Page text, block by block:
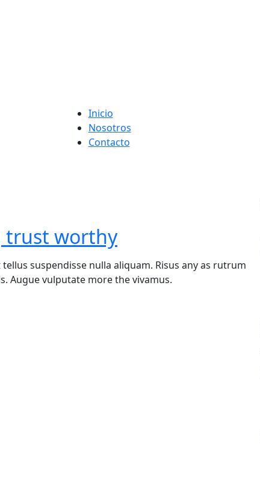
Inicio
Nosotros
Contacto
trust worthy
suspendisse nulla aliquam. Risus any as rutrum
Augue vulputate more the vivamus.